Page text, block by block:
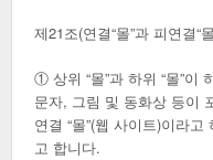
제21조(연결“몰”과 피연결“
① 상위 “몰”과 하위 “몰”이
문자, 그림 및 동화상 등이
연결 “몰”(웹 사이트)이라
고 합니다.